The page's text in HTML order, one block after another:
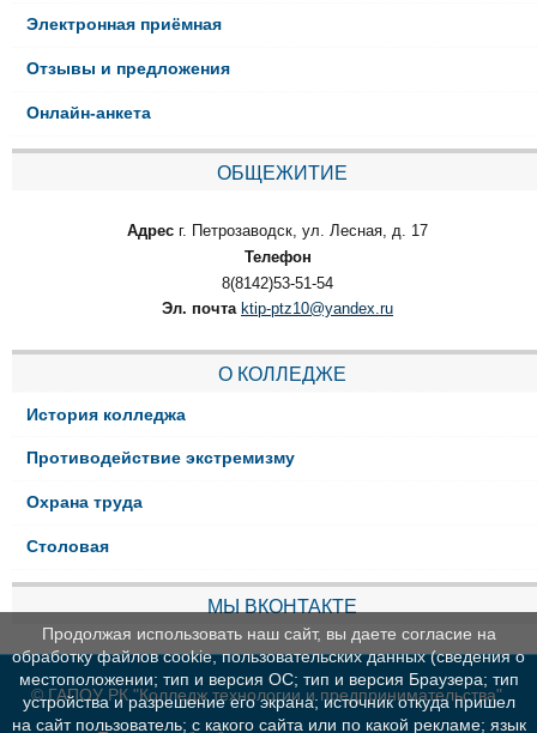
Электронная приёмная
Отзывы и предложения
Онлайн-анкета
ОБЩЕЖИТИЕ
Адрес г. Петрозаводск, ул. Лесная, д. 17
Телефон
8(8142)53-51-54
Эл. почта ktip-ptz10@yandex.ru
О КОЛЛЕДЖЕ
История колледжа
Противодействие экстремизму
Охрана труда
Столовая
МЫ ВКОНТАКТЕ
© ГАПОУ РК "Колледж технологии и предпринимательства"
Продолжая использовать наш сайт, вы даете согласие на
обработку файлов cookie, пользовательских данных (сведения о
местоположении; тип и версия ОС; тип и версия Браузера; тип
устройства и разрешение его экрана; источник откуда пришел
на сайт пользователь; с какого сайта или по какой рекламе; язык